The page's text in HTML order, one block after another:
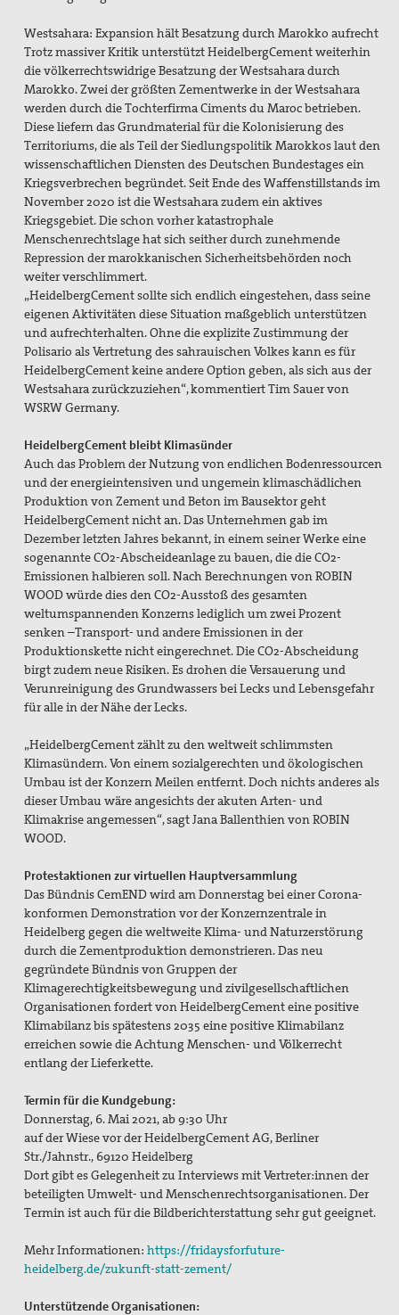
Westsahara: Expansion hält Besatzung durch Marokko aufrecht
Trotz massiver Kritik unterstützt HeidelbergCement weiterhin
die völkerrechtswidrige Besatzung der Westsahara durch
Marokko. Zwei der größten Zementwerke in der Westsahara
werden durch die Tochterfirma Ciments du Maroc betrieben.
Diese liefern das Grundmaterial für die Kolonisierung des
Territoriums, die als Teil der Siedlungspolitik Marokkos laut den
wissenschaftlichen Diensten des Deutschen Bundestages ein
Kriegsverbrechen begründet. Seit Ende des Waffenstillstands im
November 2020 ist die Westsahara zudem ein aktives
Kriegsgebiet. Die schon vorher katastrophale
Menschenrechtslage hat sich seither durch zunehmende
Repression der marokkanischen Sicherheitsbehörden noch
weiter verschlimmert.
„HeidelbergCement sollte sich endlich eingestehen, dass seine
eigenen Aktivitäten diese Situation maßgeblich unterstützen
und aufrechterhalten. Ohne die explizite Zustimmung der
Polisario als Vertretung des sahrauischen Volkes kann es für
HeidelbergCement keine andere Option geben, als sich aus der
Westsahara zurückzuziehen“, kommentiert Tim Sauer von
WSRW Germany.
HeidelbergCement bleibt Klimasünder
Auch das Problem der Nutzung von endlichen Bodenressourcen
und der energieintensiven und ungemein klimaschädlichen
Produktion von Zement und Beton im Bausektor geht
HeidelbergCement nicht an. Das Unternehmen gab im
Dezember letzten Jahres bekannt, in einem seiner Werke eine
sogenannte CO2-Abscheideanlage zu bauen, die die CO2-
Emissionen halbieren soll. Nach Berechnungen von ROBIN
WOOD würde dies den CO2-Ausstoß des gesamten
weltumspannenden Konzerns lediglich um zwei Prozent
senken –Transport- und andere Emissionen in der
Produktionskette nicht eingerechnet. Die CO2-Abscheidung
birgt zudem neue Risiken. Es drohen die Versauerung und
Verunreinigung des Grundwassers bei Lecks und Lebensgefahr
für alle in der Nähe der Lecks.
„HeidelbergCement zählt zu den weltweit schlimmsten
Klimasündern. Von einem sozialgerechten und ökologischen
Umbau ist der Konzern Meilen entfernt. Doch nichts anderes als
dieser Umbau wäre angesichts der akuten Arten- und
Klimakrise angemessen“, sagt Jana Ballenthien von ROBIN
WOOD.
Protestaktionen zur virtuellen Hauptversammlung
Das Bündnis CemEND wird am Donnerstag bei einer Corona-
konformen Demonstration vor der Konzernzentrale in
Heidelberg gegen die weltweite Klima- und Naturzerstörung
durch die Zementproduktion demonstrieren. Das neu
gegründete Bündnis von Gruppen der
Klimagerechtigkeitsbewegung und zivilgesellschaftlichen
Organisationen fordert von HeidelbergCement eine positive
Klimabilanz bis spätestens 2035 eine positive Klimabilanz
erreichen sowie die Achtung Menschen- und Völkerrecht
entlang der Lieferkette.
Termin für die Kundgebung:
Donnerstag, 6. Mai 2021, ab 9:30 Uhr
auf der Wiese vor der HeidelbergCement AG, Berliner
Str./Jahnstr., 69120 Heidelberg
Dort gibt es Gelegenheit zu Interviews mit Vertreter:innen der
beteiligten Umwelt- und Menschenrechtsorganisationen. Der
Termin ist auch für die Bildberichterstattung sehr gut geeignet.
Mehr Informationen:https://fridaysforfuture-
heidelberg.de/zukunft-statt-zement/
Unterstützende Organisationen: